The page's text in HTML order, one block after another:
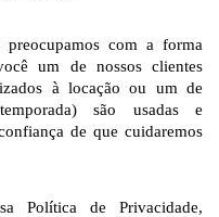
com a forma
um de nossos clientes
à locação ou um de
são usadas e
de que cuidaremos
Política de Privacidade,